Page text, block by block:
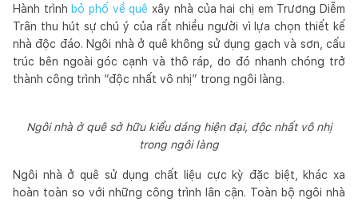
Hành trình bỏ phố về quê xây nhà của hai chị em Trương Diễm
Trân thu hút sự chú ý của rất nhiều người vì lựa chọn thiết kế
nhà độc đáo. Ngôi nhà ở quê không sử dụng gạch và sơn, cấu
trúc bên ngoài góc cạnh và thô ráp, do đó nhanh chóng trở
thành công trình “độc nhất vô nhị” trong ngôi làng.
Ngôi nhà ở quê sở hữu kiểu dáng hiện đại, độc nhất vô nhị
trong ngôi làng
Ngôi nhà ở quê sử dụng chất liệu cực kỳ đặc biệt, khác xa
hoàn toàn so với những công trình lân cận. Toàn bộ ngôi nhà